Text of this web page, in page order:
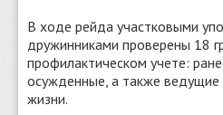
В ходе рейда участковыми
дружинниками проверены 18
профилактическом учете:
осужденные, а также
жизни.